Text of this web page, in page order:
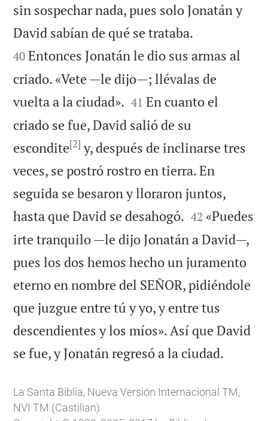
sin sospechar nada, pues solo Jonatán y
David sabían de qué se trataba.
40 Entonces Jonatán le dio sus armas al
criado. «Vete —le dijo—; llévalas de
vuelta a la ciudad». 

41 En cuanto el
criado se fue, David salió de su
escondite[2] y, después de inclinarse tres
veces, se postró rostro en tierra. En
seguida se besaron y lloraron juntos,
hasta que David se desahogó. 

42 «Puedes
irte tranquilo —le dijo Jonatán a David—,
pues los dos hemos hecho un juramento
eterno en nombre del SEÑOR, pidiéndole
que juzgue entre tú y yo, y entre tus
descendientes y los míos». Así que David
se fue, y Jonatán regresó a la ciudad.
La Santa Biblia, Nueva Versión Internacional TM,
NVI TM (Castilian)